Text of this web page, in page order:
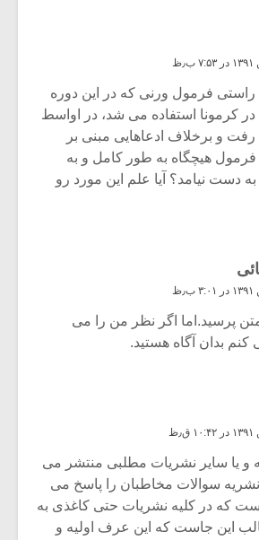
راستی فرمول ورنی که در این دوره
کرمونا استفاده می شد، در اواسط
و برخلاف ادعاهایی مبنی بر
فرمول هیچگاه به طور کامل و به
دست نیامد؟ آیا علم این مورد رو
متن پرسید.اما اگر نظر من را می
بدان آگاه هستید.
و یا سایر نشریات مطلبی منتشر می
سوالات مخاطبان را پاسخ می
که در کلیه نشریات حتی کاغذی به
این جاست که این عرف اولیه و